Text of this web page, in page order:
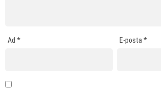
Ad * E-posta*